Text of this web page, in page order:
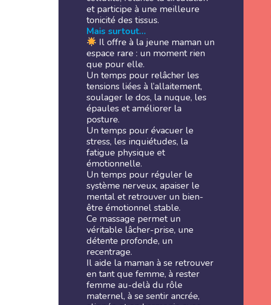
et participe à une meilleure
tonicité des tissus.
Mais surtout…
Il offre à la jeune maman un
espace rare : un moment rien
que pour elle.
Un temps pour relâcher les
tensions liées à l’allaitement,
soulager le dos, la nuque, les
épaules et améliorer la
posture.
Un temps pour évacuer le
stress, les inquiétudes, la
fatigue physique et
émotionnelle.
Un temps pour réguler le
système nerveux, apaiser le
mental et retrouver un bien-
être émotionnel stable.
Ce massage permet un
véritable lâcher-prise, une
détente profonde, un
recentrage.
Il aide la maman à se retrouver
en tant que femme, à rester
femme au-delà du rôle
maternel, à se sentir ancrée,